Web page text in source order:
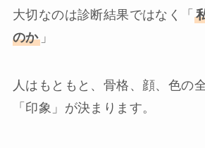
大切なのは診断結果ではなく「
のか」
人はもともと、骨格、顔、色の
「印象」が決まります。